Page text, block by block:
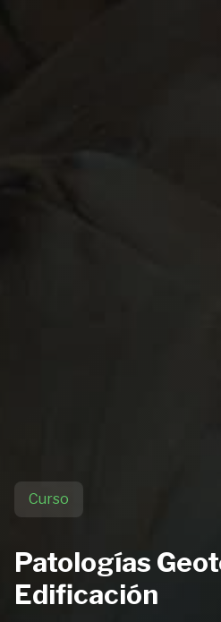
Curso
Patologías
Edificación